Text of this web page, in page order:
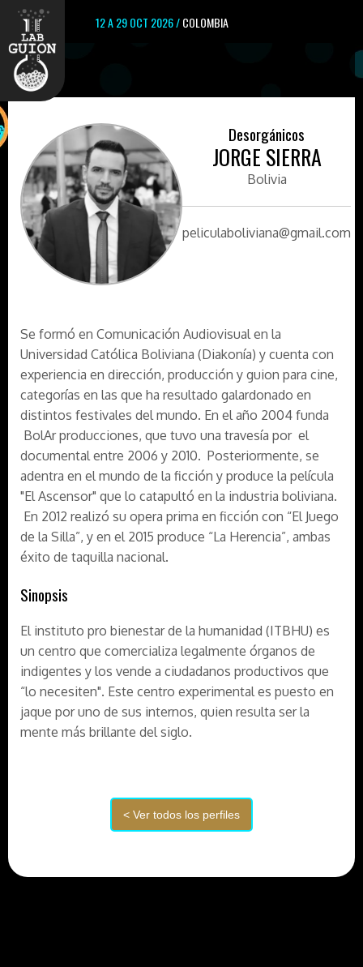
12 A 29 OCT 2026 /COLOMBIA
Desorgánicos
JORGE SIERRA
Bolivia
peliculaboliviana@gmail.com
Se formó en Comunicación Audiovisual en la
Universidad Católica Boliviana (Diakonía) y cuenta con
experiencia en dirección, producción y guion para cine,
categorías en las que ha resultado galardonado en
distintos festivales del mundo. En el año 2004 funda
BolAr producciones, que tuvo una travesía por el
documental entre 2006 y 2010. Posteriormente, se
adentra en el mundo de la ficción y produce la película
"El Ascensor" que lo catapultó en la industria boliviana.
En 2012 realizó su opera prima en ficción con “El Juego
de la Silla”, y en el 2015 produce “La Herencia”, ambas
éxito de taquilla nacional.
Sinopsis
El instituto pro bienestar de la humanidad (ITBHU) es
un centro que comercializa legalmente órganos de
indigentes y los vende a ciudadanos productivos que
“lo necesiten". Este centro experimental es puesto en
jaque por uno de sus internos, quien resulta ser la
mente más brillante del siglo.